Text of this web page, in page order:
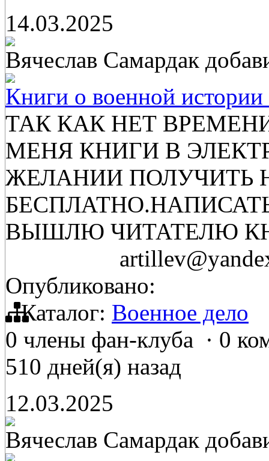
14.03.2025
Вячеслав Самардак
Книги о военной истории
ТАК КАК НЕТ
МЕНЯ КНИГИ В
ЖЕЛАНИИ ПОЛУЧИТЬ
ВЫШЛЮ ЧИТАТЕЛЮ
Опубликовано:
Каталог: Военное дело
0 члены фан-клуба · 0
510 дней(я) назад
12.03.2025
Вячеслав Самардак